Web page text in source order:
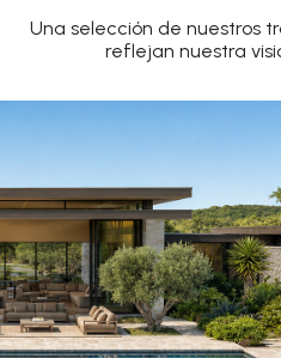
Una selección de nuestros
reflejan nuestra